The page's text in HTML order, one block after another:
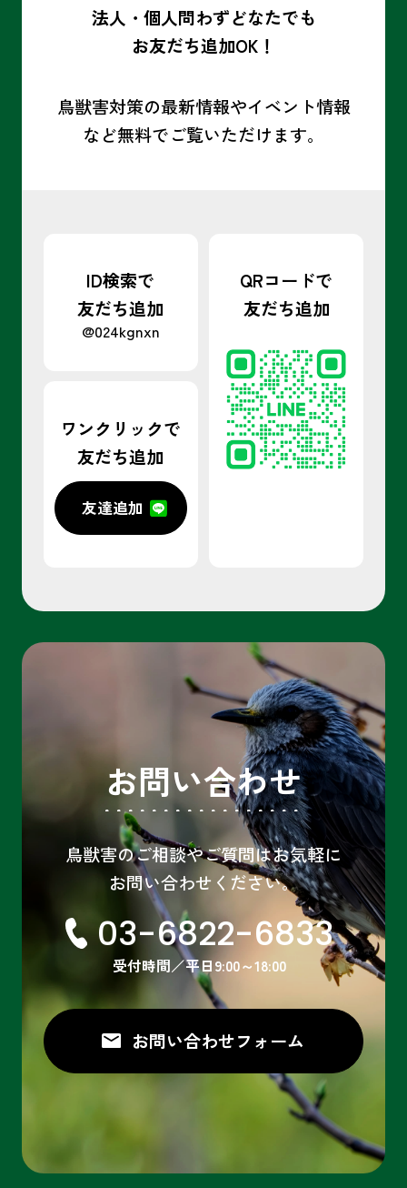
法人・個人問わずどなたでも
お友だち追加OK！
鳥獣害対策の最新情報やイベント情報
など無料でご覧いただけます。
ID検索で
友だち追加
@024kgnxn
ワンクリックで
友だち追加
友達追加
QRコードで
友だち追加
お問い合わせ
鳥獣害のご相談やご質問はお気軽に
お問い合わせください。
03-6822-6833
受付時間／平日9:00～18:00
お問い合わせ